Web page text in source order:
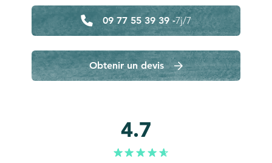
09 77 55 39 39 -7j/7
Obtenir un devis
4.7